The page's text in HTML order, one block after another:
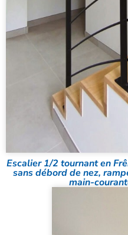
Escalier 1/2 tournant en
sans débord de nez,
main-